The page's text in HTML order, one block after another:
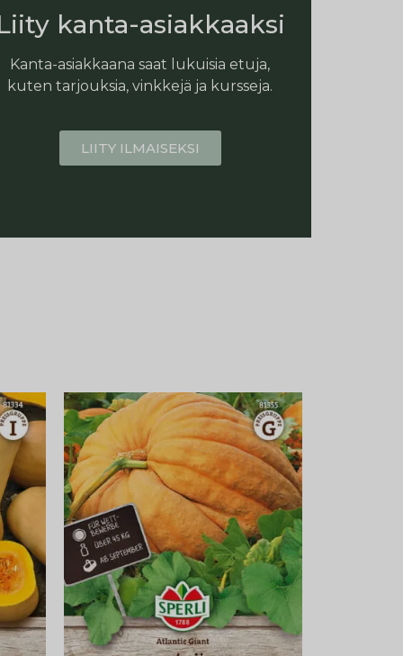
kanta-asiakkaaksi
Kanta-asiakkaana saat lukuisia etuja,
kuten tarjouksia, vinkkejä ja kursseja.
LIITY ILMAISEKSI